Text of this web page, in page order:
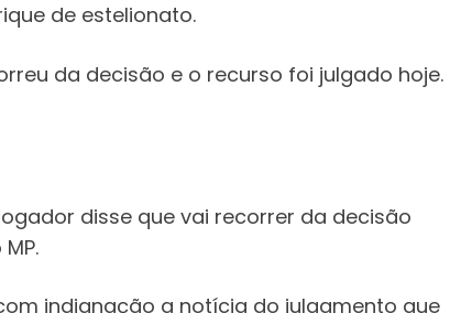
de estelionato.
da decisão e o recurso foi julgado hoje.
disse que vai recorrer da decisão
indignação a notícia do julgamento que